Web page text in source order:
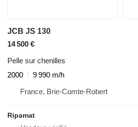
JCB JS 130
14 500 €
Pelle sur chenilles
2000
9 990 m/h
France, Brie-Comte-Robert
Ripamat